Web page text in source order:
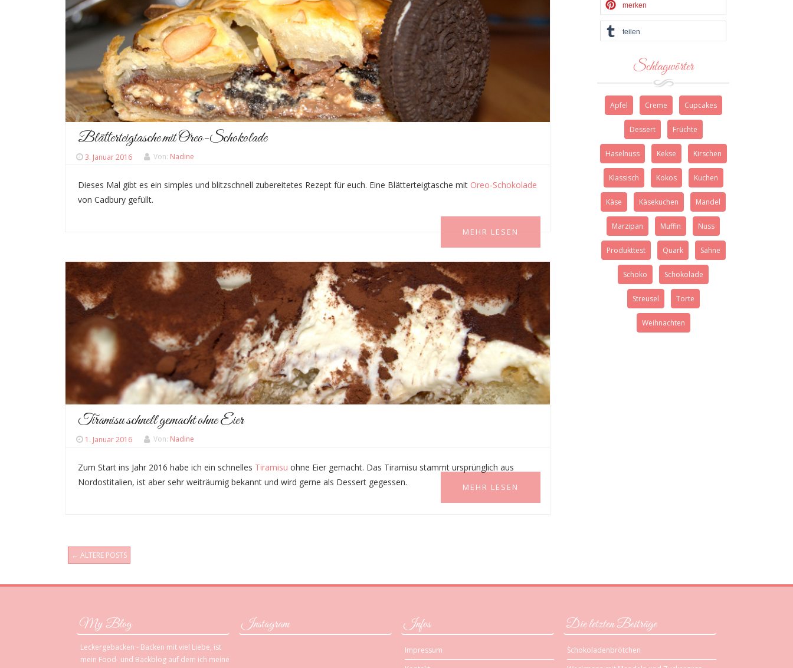
Blätterteigtasche mit Oreo-Schokolade
3. Januar 2016 Von: Nadine
Dieses Mal gibt es ein simples und blitzschnell zubereitetes Rezept für euch. Eine Blätterteigtasche mit Oreo-Schokolade
von Cadbury gefüllt.
MEHR LESEN
Tiramisu schnell gemacht ohne Eier
1. Januar 2016 Von: Nadine
Zum Start ins Jahr 2016 habe ich ein schnelles Tiramisu ohne Eier gemacht. Das Tiramisu stammt ursprünglich aus
Nordostitalien, ist aber sehr weiträumig bekannt und wird gerne als Dessert gegessen.
MEHR LESEN
Post navigation
← ÄLTERE POSTS
merken
teilen
Schlagwörter
Apfel Creme Cupcakes
Dessert Früchte
Haselnuss Kekse Kirschen
Klassisch Kokos Kuchen
Käse Käsekuchen Mandel
Marzipan Muffin Nuss
Produkttest Quark Sahne
Schoko Schokolade
Streusel Torte
Weihnachten
My Blog
Leckergebacken - Backen mit viel Liebe, ist
mein Food- und Backblog auf dem ich meine
Instagram Infos
Impressum
Die letzten Beiträge
Schokoladenbrötchen